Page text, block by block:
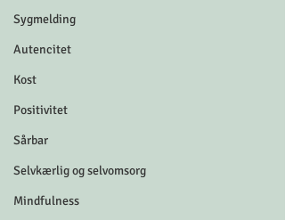
Sygmelding
Autencitet
Kost
Positivitet
Sårbar
Selvkærlig og selvomsorg
Mindfulness